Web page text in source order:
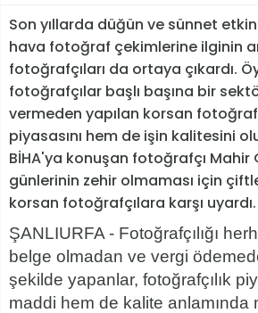
Son yıllarda düğün ve sünnet
hava fotoğraf çekimlerine ilginin
fotoğrafçıları da ortaya çıkardı.
fotoğrafçılar başlı başına bir
vermeden yapılan korsan
piyasasını hem de işin kalitesini
BİHA'ya konuşan fotoğrafçı Mahir
günlerinin zehir olmaması için
korsan fotoğrafçılara karşı uyardı.
ŞANLIURFA - Fotoğrafçılığı
belge olmadan ve vergi
şekilde yapanlar, fotoğrafçılık
maddi hem de kalite anlamında